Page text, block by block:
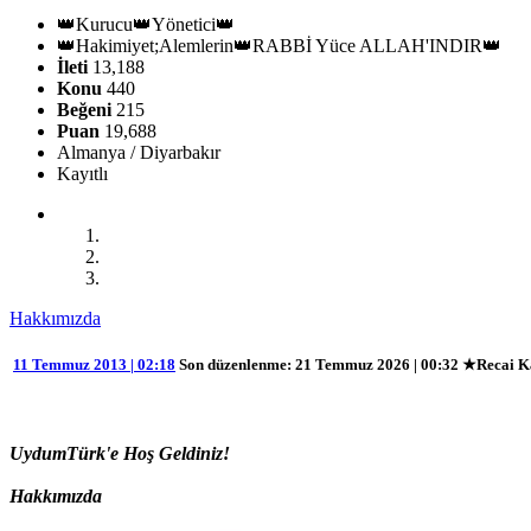
👑Kurucu👑Yönetici👑
👑Hakimiyet;Alemlerin👑RABBİ Yüce ALLAH'INDIR👑
İleti 13,188
Konu 440
Beğeni 215
Puan 19,688
Almanya / Diyarbakır
Kayıtlı
Hakkımızda
11 Temmuz 2013 | 02:18 Son düzenlenme: 21 Temmuz 2026 | 00:32 ★Recai
UydumTürk'e Hoş Geldiniz!
Hakkımızda